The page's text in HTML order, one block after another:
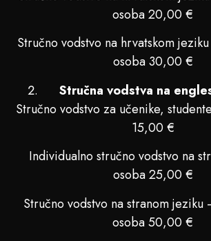
osoba 20,00 €
Stručno vodstvo na hrvatskom
osoba 30,00 €
Stručna vodstva na
Stručno vodstvo za učenike,
15,00 €
Individualno stručno vodstvo na
osoba 25,00 €
Stručno vodstvo na stranom
osoba 50,00 €